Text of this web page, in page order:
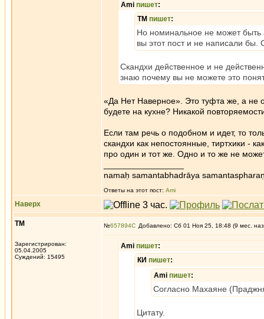
Ami пишет:
ТМ пишет:
Но номинальное не может быть
вы этот пост и не написали бы.
Скандхи действенное и не
знаю почему вы не можете это
«Да Нет Наверное». Это туфта же, а не
будете на кухне? Никакой
Если там речь о подобном и идет, то
скандхи как непостоянные, тиртхики -
про один и тот же. Одно и то же не
namaḥ samantabhadrāya
Ответы на этот пост: Ami
Наверх
ТМ
Зарегистрирован:
05.04.2005
Суждений: 15495
№657894 Добавлено: Сб 01 Ноя 25, 18:48 (9 мес.
Ami пишет:
КИ пишет:
Ami пишет:
Согласно Махаяне
Цитату.